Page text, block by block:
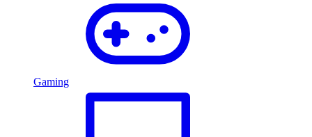
Gaming